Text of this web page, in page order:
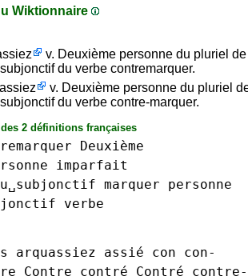
Wiktionnaire
v. Deuxième personne du pluriel de
subjonctif du verbe contremarquer.
v. Deuxième personne du pluriel
subjonctif du verbe contre-marquer.
2 définitions françaises
Deuxième
imparfait
marquer
personne
verbe
arquassiez assié
con con-
Contre contré Contré contre-